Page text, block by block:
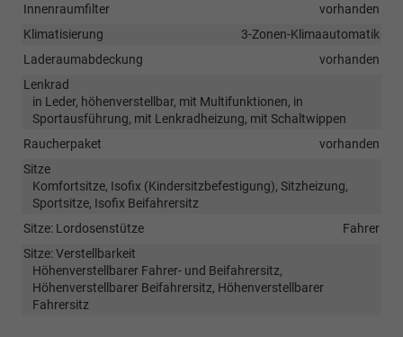
Innenraumfilter
vorhanden
Klimatisierung
3-Zonen-Klimaautomatik
Laderaumabdeckung
vorhanden
Lenkrad
in Leder, höhenverstellbar, mit Multifunktionen, in
Sportausführung, mit Lenkradheizung, mit Schaltwippen
Raucherpaket
vorhanden
Sitze
Komfortsitze, Isofix (Kindersitzbefestigung), Sitzheizung,
Sportsitze, Isofix Beifahrersitz
Sitze: Lordosenstütze
Fahrer
Sitze: Verstellbarkeit
Höhenverstellbarer Fahrer- und Beifahrersitz,
Höhenverstellbarer Beifahrersitz, Höhenverstellbarer
Fahrersitz